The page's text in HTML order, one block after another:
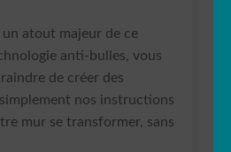
un atout majeur de ce
anti-bulles, vous
de créer des
nos instructions
mur se transformer, sans